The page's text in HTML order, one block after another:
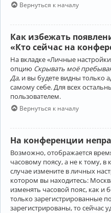
Вернуться к началу
Как избежать
«Кто сейчас на
На вкладке «Личные
опцию Скрывать моё
Да, и вы будете видны только
самому себе. Для всех
пользователем.
Вернуться к началу
На конференции
Возможно, отображается
часовому поясу, а не к тому,
случае измените в личных
котором вы находитесь:
изменять часовой пояс, как и
только зарегистрированные
зарегистрированы, то сейчас